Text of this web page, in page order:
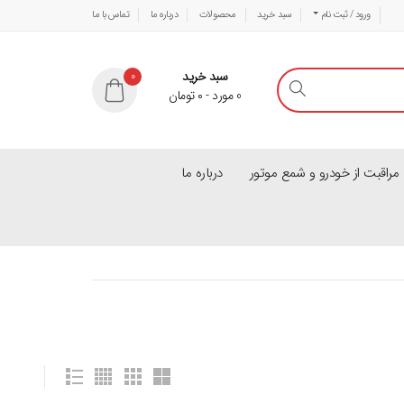
ورود / ثبت نام سبد خرید محصولات درباره ما تماس با ما
0
سبد خرید
0مورد-۰ تومان
از خودرو و شمع موتور درباره ما